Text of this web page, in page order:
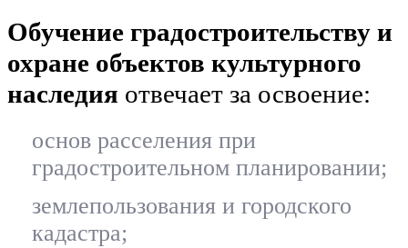
Обучение градостроительству и
охране объектов культурного
наследия отвечает за освоение:
основ расселения при
градостроительном планировании;
землепользования и городского
кадастра;